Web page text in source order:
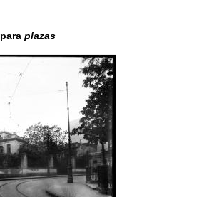
para plazas